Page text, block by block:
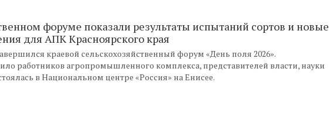
форуме показали результаты испытаний сортов и новые
для АПК Красноярского края
краевой сельскохозяйственный форум «День поля 2026».
работников агропромышленного комплекса, представителей власти, науки
в Национальном центре «Россия» на Енисее.